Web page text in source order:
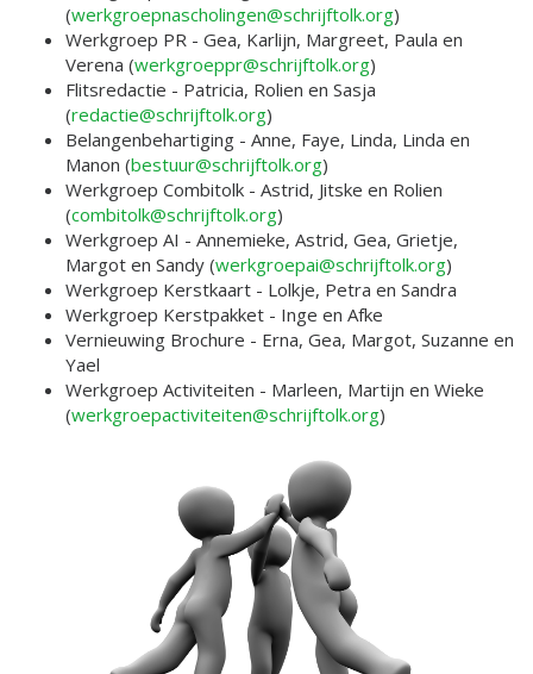
(werkgroepnascholingen@schrijftolk.org)
Werkgroep PR - Gea, Karlijn, Margreet, Paula en
Verena (werkgroeppr@schrijftolk.org)
Flitsredactie - Patricia, Rolien en Sasja
(redactie@schrijftolk.org)
Belangenbehartiging - Anne, Faye, Linda, Linda en
Manon (bestuur@schrijftolk.org)
Werkgroep Combitolk - Astrid, Jitske en Rolien
(combitolk@schrijftolk.org)
Werkgroep AI - Annemieke, Astrid, Gea, Grietje,
Margot en Sandy (werkgroepai@schrijftolk.org)
Werkgroep Kerstkaart - Lolkje, Petra en Sandra
Werkgroep Kerstpakket - Inge en Afke
Vernieuwing Brochure - Erna, Gea, Margot, Suzanne en
Yael
Werkgroep Activiteiten - Marleen, Martijn en Wieke
(werkgroepactiviteiten@schrijftolk.org)